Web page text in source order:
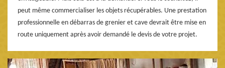
peut même commercialiser les objets récupérables. Une prestation
professionnelle en débarras de grenier et cave devrait être mise en
route uniquement après avoir demandé le devis de votre projet.